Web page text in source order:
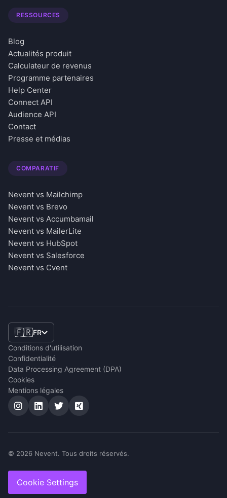
RESSOURCES
Blog
Actualités produit
Calculateur de revenus
Programme partenaires
Help Center
Connect API
Audience API
Contact
Presse et médias
COMPARATIF
Nevent vs Mailchimp
Nevent vs Brevo
Nevent vs Accumbamail
Nevent vs MailerLite
Nevent vs HubSpot
Nevent vs Salesforce
Nevent vs Cvent
🇫🇷FR
Conditions d'utilisation
Confidentialité
Data Processing Agreement (DPA)
Cookies
Mentions légales
© 2026 Nevent. Tous droits réservés.
Cookie Settings